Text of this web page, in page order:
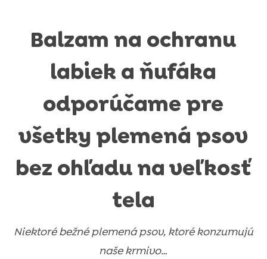
Balzam na ochranu
labiek a ňufáka
odporúčame pre
všetky plemená psov
bez ohľadu na veľkosť
tela
Niektoré bežné plemená psov, ktoré konzumujú
naše krmivo…